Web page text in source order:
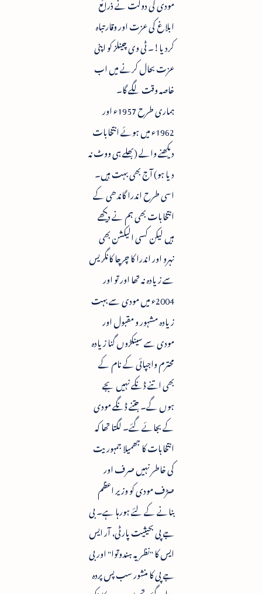
ابلاغ کی عزت اور وقار تباہ
کردیا!۔ ٹی وی چینلز کو اپنی
عزت بحال کرنے میں اب
خاصہ وقت لگے گا۔
ہماری طرح 1957ء اور
1962ء میں ہوئے انتخابات
دیکھنے والے (بھلے ہی ووٹ نہ
دیا ہو) آج بھی بہت ہیں۔
اسی طرح اندرا گاندھی کے
انتخابات بھی ہم نے دیکھے
ہیں لیکن کسی الیکشن بھی
نہرو اور اندرا کا چرچا کانگریس
سے زیادہ نہ تھا اور تو اور
2004ء میں مودی سے بہت
زیادہ مشہور و مقبول اور
مودی سے سینکڑوں گنا زیادہ
محترم واجپائی کے نام کے
بھی اتنے ڈنکے نہیں بجے
ہوں گے۔ جتنے ڈنگے مودی
کے بجائے گئے۔ لگتا تھا کہ
انتخابات کا جھمیلا جمہوریت
کی خاطر نہیں صرف اور
صڑف مودی کو وزیر اعظم
بنانے کے لئے ہورہا ہے۔ بی
جے پی بحیثیت پارٹی، آر ایس
ایس کا "نظریہ ہندوتوا" اور بی
جے پی کا منشور سب پس پردہ